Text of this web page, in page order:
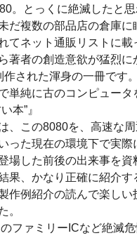
。とっくに絶滅したと
だ複数の部品店の倉庫に
てネット通販リストに載
著者の創造意欲が猛烈に
された渾身の一冊です。
単純に古のコンピュー
本”』
、この8080を、高速な
った現在の環境下で実際
場した前後の出来事を資
果、かなり正確に紹介す
作例紹介の読んで楽しい
。
ファミリーICなど絶滅